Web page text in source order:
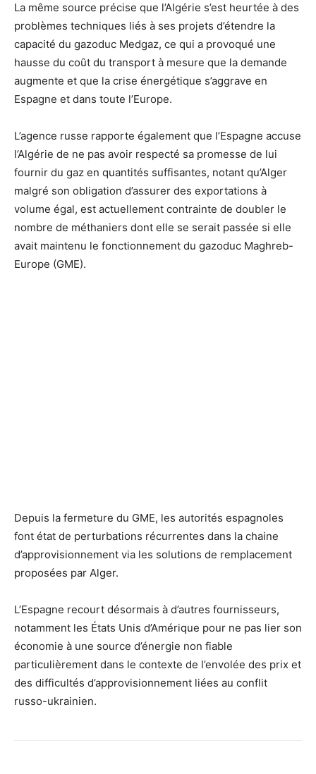
La même source précise que l’Algérie s’est heurtée à des
problèmes techniques liés à ses projets d’étendre la
capacité du gazoduc Medgaz, ce qui a provoqué une
hausse du coût du transport à mesure que la demande
augmente et que la crise énergétique s’aggrave en
Espagne et dans toute l’Europe.
L’agence russe rapporte également que l’Espagne accuse
l’Algérie de ne pas avoir respecté sa promesse de lui
fournir du gaz en quantités suffisantes, notant qu’Alger
malgré son obligation d’assurer des exportations à
volume égal, est actuellement contrainte de doubler le
nombre de méthaniers dont elle se serait passée si elle
avait maintenu le fonctionnement du gazoduc Maghreb-
Europe (GME).
Depuis la fermeture du GME, les autorités espagnoles
font état de perturbations récurrentes dans la chaine
d’approvisionnement via les solutions de remplacement
proposées par Alger.
L’Espagne recourt désormais à d’autres fournisseurs,
notamment les États Unis d’Amérique pour ne pas lier son
économie à une source d’énergie non fiable
particulièrement dans le contexte de l’envolée des prix et
des difficultés d’approvisionnement liées au conflit
russo-ukrainien.